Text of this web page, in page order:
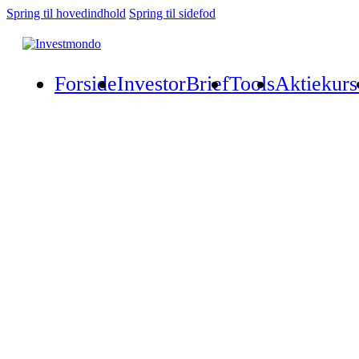
Spring til hovedindhold Spring til sidefod
ForsideInvestorBriefTools